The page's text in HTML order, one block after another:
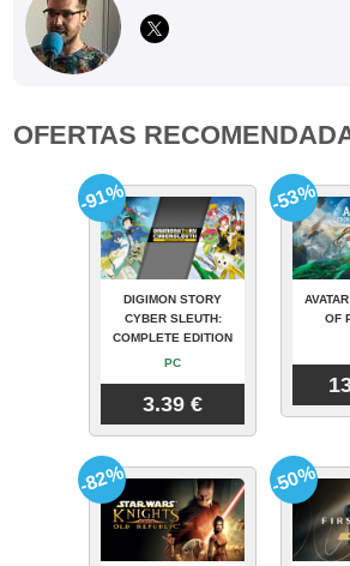
OFERTAS
DIGIMON STORY
CYBER SLEUTH:
COMPLETE EDITION
PC
3.39 €
-91%
OF
-53%
-82% -50%